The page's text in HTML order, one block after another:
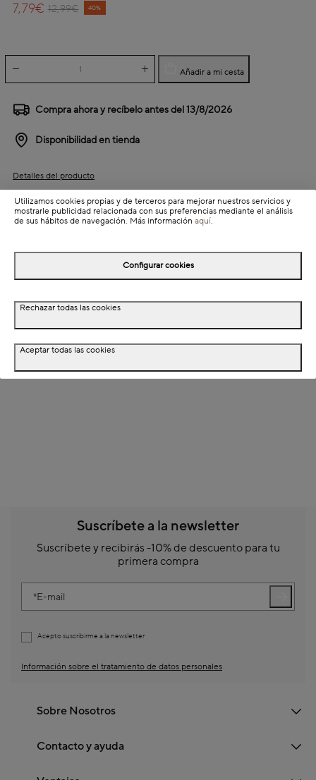
Price reduced from
12,99€
to 40%
7,79€
Añadir a mi cesta
Compra ahora y recíbelo antes del13/8/2026
Disponibilidad en tienda
Detalles del producto
Colección: Sabatier
Información de envío
Detalles del producto
Descripción
Suscríbete a la newsletter
Suscríbete y recibirás -10% de descuento para tu
primera compra
E-mail
Acepto suscribirme a la newsletter
Información sobre el tratamiento de datos personales
Sobre Nosotros
Contacto y ayuda
Utilizamos cookies propias y de terceros para mejorar nuestros servicios y
mostrarle publicidad relacionada con sus preferencias mediante el análisis
de sus hábitos de navegación. Más información aquí.
Configurar cookies
Rechazar todas las cookies
Aceptar todas las cookies